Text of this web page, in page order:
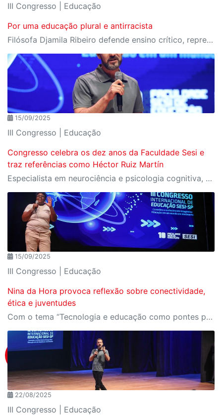
III Congresso | Educação
Por uma educação plural e antirracista
Filósofa Djamila Ribeiro defende ensino crítico, representativo e atento às desigualdades históricas, e destaca o papel insubstituível do professor diante das novas tecnologias
15/09/2025
III Congresso | Educação
Congresso celebra os dez anos da Faculdade Sesi e
traz referências como Héctor Ruiz Martín
Especialista em neurociência e psicologia cognitiva, Héctor abre o congresso com reflexões e estratégias para tornar o ensino mais eficaz e duradouro
15/09/2025
III Congresso | Educação
Nina da Hora provoca reflexão sobre conectividade,
ética e juventudes
Com o tema “Tecnologia e educação como pontes para o futuro das juventudes”, palestra abre a tarde do primeiro dia do III Congresso Internacional de Educação Sesi-SP
22/08/2025
III Congresso | Educação